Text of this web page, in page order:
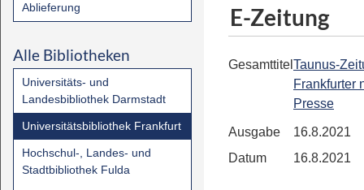
Ablieferung
Alle Bibliotheken
Universitäts- und
Landesbibliothek Darmstadt
Universitätsbibliothek Frankfurt
Hochschul-, Landes- und
Stadtbibliothek Fulda
E-Zeitung
Gesamttitel Taunus-
Frankfurter
Presse
Ausgabe
16.8.2021
Datum
16.8.2021